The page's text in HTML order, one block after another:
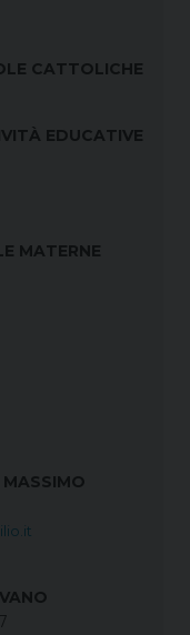
CATTOLICHE
EDUCATIVE
MATERNE